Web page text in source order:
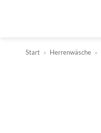
Start » Herrenwäsche »